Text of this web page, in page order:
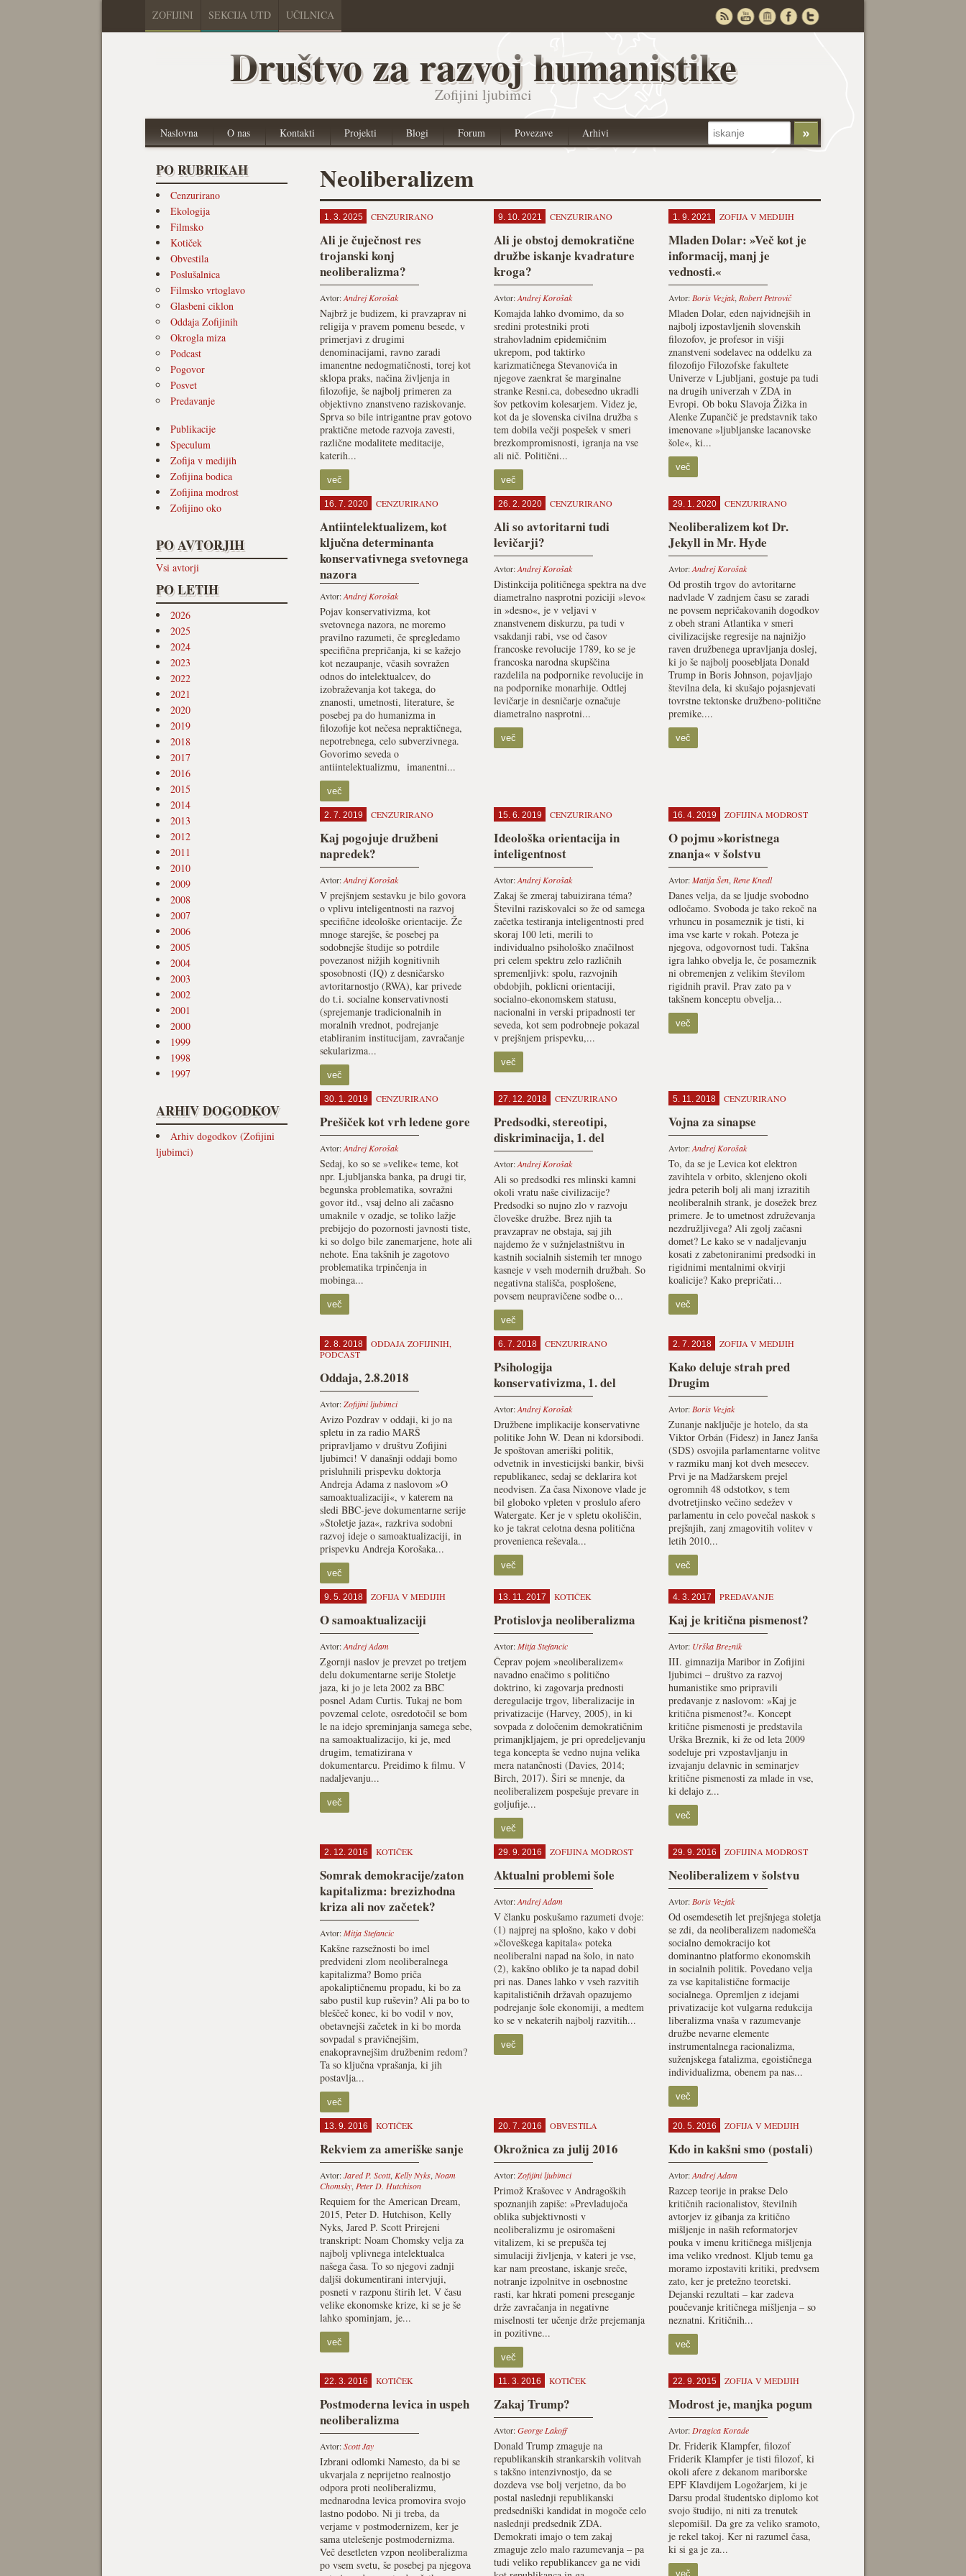
ZOFIJINI SEKCIJA UTD UČILNICA
Društvo za razvoj humanistike
Zofijini ljubimci
Naslovna O nas Kontakti Projekti Blogi Forum Povezave Arhivi
PO RUBRIKAH
Cenzurirano
Ekologija
Filmsko
Kotiček
Obvestila
Poslušalnica
Filmsko vrtoglavo
Glasbeni ciklon
Oddaja Zofijinih
Okrogla miza
Podcast
Pogovor
Posvet
Predavanje
Publikacije
Speculum
Zofija v medijih
Zofijina bodica
Zofijina modrost
Zofijino oko
PO AVTORJIH
Vsi avtorji
PO LETIH
2026
2025
2024
2023
2022
2021
2020
2019
2018
2017
2016
2015
2014
2013
2012
2011
2010
2009
2008
2007
2006
2005
2004
2003
2002
2001
2000
1999
1998
1997
ARHIV DOGODKOV
Arhiv dogodkov (Zofijini
ljubimci)
Neoliberalizem
1. 3. 2025 CENZURIRANO
Ali je čuječnost res
trojanski konj
neoliberalizma?
Avtor:Andrej Korošak
Najbrž je budizem, ki pravzaprav ni
religija v pravem pomenu besede, v
primerjavi z drugimi
denominacijami, ravno zaradi
imanentne nedogmatičnosti, torej kot
sklopa praks, načina življenja in
filozofije, še najbolj primeren za
objektivno znanstveno raziskovanje.
Sprva so bile intrigantne prav gotovo
praktične metode razvoja zavesti,
različne modalitete meditacije,
katerih...
več
9. 10. 2021 CENZURIRANO
Ali je obstoj demokratične
družbe iskanje kvadrature
kroga?
Avtor:Andrej Korošak
Komajda lahko dvomimo, da so
sredini protestniki proti
strahovladnim epidemičnim
ukrepom, pod taktirko
karizmatičnega Stevanovića in
njegove zaenkrat še marginalne
stranke Resni.ca, dobesedno ukradli
šov petkovim kolesarjem. Videz je,
kot da je slovenska civilna družba s
tem dobila večji pospešek v smeri
brezkompromisnosti, igranja na vse
ali nič. Politični...
več
1. 9. 2021 ZOFIJA V MEDIJIH
Mladen Dolar: »Več kot je
informacij, manj je
vednosti.«
Avtor: Boris Vezjak, Robert Petrovič
Mladen Dolar, eden najvidnejših in
najbolj izpostavljenih slovenskih
filozofov, je profesor in višji
znanstveni sodelavec na oddelku za
filozofijo Filozofske fakultete
Univerze v Ljubljani, gostuje pa tudi
na drugih univerzah v ZDA in
Evropi. Ob boku Slavoja Žižka in
Alenke Zupančič je predstavnik tako
imenovane »ljubljanske lacanovske
šole«, ki...
več
16. 7. 2020 CENZURIRANO
Antiintelektualizem, kot
ključna determinanta
konservativnega svetovnega
nazora
Avtor:Andrej Korošak
Pojav konservativizma, kot
svetovnega nazora, ne moremo
pravilno razumeti, če spregledamo
specifična prepričanja, ki se kažejo
kot nezaupanje, včasih sovražen
odnos do intelektualcev, do
izobraževanja kot takega, do
znanosti, umetnosti, literature, še
posebej pa do humanizma in
filozofije kot nečesa nepraktičnega,
nepotrebnega, celo subverzivnega.
Govorimo seveda o
antiintelektualizmu, imanentni...
več
26. 2. 2020 CENZURIRANO
Ali so avtoritarni tudi
levičarji?
Avtor:Andrej Korošak
Distinkcija političnega spektra na dve
diametralno nasprotni poziciji »levo«
in »desno«, je v veljavi v
znanstvenem diskurzu, pa tudi v
vsakdanji rabi, vse od časov
francoske revolucije 1789, ko se je
francoska narodna skupščina
razdelila na podpornike revolucije in
na podpornike monarhije. Odtlej
levičarje in desničarje označuje
diametralno nasprotni...
več
29. 1. 2020 CENZURIRANO
Neoliberalizem kot Dr.
Jekyll in Mr. Hyde
Avtor:Andrej Korošak
Od prostih trgov do avtoritarne
nadvlade V zadnjem času se zaradi
ne povsem nepričakovanih dogodkov
z obeh strani Atlantika v smeri
civilizacijske regresije na najnižjo
raven družbenega upravljanja doslej,
ki jo še najbolj poosebljata Donald
Trump in Boris Johnson, pojavljajo
številna dela, ki skušajo pojasnjevati
tovrstne tektonske družbeno-politične
premike....
več
2. 7. 2019 CENZURIRANO
Kaj pogojuje družbeni
napredek?
Avtor:Andrej Korošak
V prejšnjem sestavku je bilo govora
o vplivu inteligentnosti na razvoj
specifične ideološke orientacije. Že
mnoge starejše, še posebej pa
sodobnejše študije so potrdile
povezanost nižjih kognitivnih
sposobnosti (IQ) z desničarsko
avtoritarnostjo (RWA), kar privede
do t.i. socialne konservativnosti
(sprejemanje tradicionalnih in
moralnih vrednot, podrejanje
etabliranim institucijam, zavračanje
sekularizma...
več
15. 6. 2019 CENZURIRANO
Ideološka orientacija in
inteligentnost
Avtor:Andrej Korošak
Zakaj še zmeraj tabuizirana téma?
Številni raziskovalci so že od samega
začetka testiranja inteligentnosti pred
skoraj 100 leti, merili to
individualno psihološko značilnost
pri celem spektru zelo različnih
spremenljivk: spolu, razvojnih
obdobjih, poklicni orientaciji,
socialno-ekonomskem statusu,
nacionalni in verski pripadnosti ter
seveda, kot sem podrobneje pokazal
v prejšnjem prispevku,...
več
16. 4. 2019 ZOFIJINA MODROST
O pojmu »koristnega
znanja« v šolstvu
Avtor:Matija Šen, Rene Knedl
Danes velja, da se ljudje svobodno
odločamo. Svoboda je tako rekoč na
vrhuncu in posameznik je tisti, ki
ima vse karte v rokah. Poteza je
njegova, odgovornost tudi. Takšna
igra lahko obvelja le, če posameznik
ni obremenjen z velikim številom
rigidnih pravil. Prav zato pa v
takšnem konceptu obvelja...
več
30. 1. 2019 CENZURIRANO
Prešiček kot vrh ledene gore
Avtor:Andrej Korošak
Sedaj, ko so se »velike« teme, kot
npr. Ljubljanska banka, pa drugi tir,
begunska problematika, sovražni
govor itd., vsaj delno ali začasno
umaknile v ozadje, se toliko lažje
prebijejo do pozornosti javnosti tiste,
ki so dolgo bile zanemarjene, hote ali
nehote. Ena takšnih je zagotovo
problematika trpinčenja in
mobinga...
več
27. 12. 2018 CENZURIRANO
Predsodki, stereotipi,
diskriminacija, 1. del
Avtor:Andrej Korošak
Ali so predsodki res mlinski kamni
okoli vratu naše civilizacije?
Predsodki so nujno zlo v razvoju
človeške družbe. Brez njih ta
pravzaprav ne obstaja, saj jih
najdemo že v sužnjelastništvu in
kastnih socialnih sistemih ter mnogo
kasneje v vseh modernih družbah. So
negativna stališča, posplošene,
povsem neupravičene sodbe o...
več
5. 11. 2018 CENZURIRANO
Vojna za sinapse
Avtor:Andrej Korošak
To, da se je Levica kot elektron
zavihtela v orbito, sklenjeno okoli
jedra peterih bolj ali manj izrazitih
neoliberalnih strank, je dosežek brez
primere. Je to umetnost združevanja
nezdružljivega? Ali zgolj začasni
domet? Le kako se v nadaljevanju
kosati z zabetoniranimi predsodki in
rigidnimi mentalnimi okvirji
koalicije? Kako prepričati...
več
2. 8. 2018 ODDAJA ZOFIJINIH,
PODCAST
Oddaja, 2.8.2018
Avtor:Zofijini ljubimci
Avizo Pozdrav v oddaji, ki jo na
spletu in za radio MARŠ
pripravljamo v društvu Zofijini
ljubimci! V današnji oddaji bomo
prisluhnili prispevku doktorja
Andreja Adama z naslovom »O
samoaktualizaciji«, v katerem na
sledi BBC-jeve dokumentarne serije
»Stoletje jaza«, razkriva sodobni
razvoj ideje o samoaktualizaciji, in
prispevku Andreja Korošaka...
več
6. 7. 2018 CENZURIRANO
Psihologija
konservativizma, 1. del
Avtor:Andrej Korošak
Družbene implikacije konservativne
politike John W. Dean ni kdorsibodi.
Je spoštovan ameriški politik,
odvetnik in investicijski bankir, bivši
republikanec, sedaj se deklarira kot
neodvisen. Za časa Nixonove vlade je
bil globoko vpleten v proslulo afero
Watergate. Ker je v spletu okoliščin,
ko je takrat celotna desna politična
provenienca reševala...
več
2. 7. 2018 ZOFIJA V MEDIJIH
Kako deluje strah pred
Drugim
Avtor: Boris Vezjak
Zunanje naključje je hotelo, da sta
Viktor Orbán (Fidesz) in Janez Janša
(SDS) osvojila parlamentarne volitve
v razmiku manj kot dveh mesecev.
Prvi je na Madžarskem prejel
ogromnih 48 odstotkov, s tem
dvotretjinsko večino sedežev v
parlamentu in celo povečal naskok s
prejšnjih, zanj zmagovitih volitev v
letih 2010...
več
9. 5. 2018 ZOFIJA V MEDIJIH
O samoaktualizaciji
Avtor:Andrej Adam
Zgornji naslov je prevzet po tretjem
delu dokumentarne serije Stoletje
jaza, ki jo je leta 2002 za BBC
posnel Adam Curtis. Tukaj ne bom
povzemal celote, osredotočil se bom
le na idejo spreminjanja samega sebe,
na samoaktualizacijo, ki je, med
drugim, tematizirana v
dokumentarcu. Preidimo k filmu. V
nadaljevanju...
več
13. 11. 2017 KOTIČEK
Protislovja neoliberalizma
Avtor:Mitja Stefancic
Čeprav pojem »neoliberalizem«
navadno enačimo s politično
doktrino, ki zagovarja prednosti
deregulacije trgov, liberalizacije in
privatizacije (Harvey, 2005), in ki
sovpada z določenim demokratičnim
primanjkljajem, je pri opredeljevanju
tega koncepta še vedno nujna velika
mera natančnosti (Davies, 2014;
Birch, 2017). Širi se mnenje, da
neoliberalizem pospešuje prevare in
goljufije...
več
4. 3. 2017 PREDAVANJE
Kaj je kritična pismenost?
Avtor: Urška Breznik
III. gimnazija Maribor in Zofijini
ljubimci – društvo za razvoj
humanistike smo pripravili
predavanje z naslovom: »Kaj je
kritična pismenost?«. Koncept
kritične pismenosti je predstavila
Urška Breznik, ki že od leta 2009
sodeluje pri vzpostavljanju in
izvajanju delavnic in seminarjev
kritične pismenosti za mlade in vse,
ki delajo z...
več
2. 12. 2016 KOTIČEK
Somrak demokracije/zaton
kapitalizma: brezizhodna
kriza ali nov začetek?
Avtor:Mitja Stefancic
Kakšne razsežnosti bo imel
predvideni zlom neoliberalnega
kapitalizma? Bomo priča
apokaliptičnemu propadu, ki bo za
sabo pustil kup ruševin? Ali pa bo to
bleščeč konec, ki bo vodil v nov,
obetavnejši začetek in ki bo morda
sovpadal s pravičnejšim,
enakopravnejšim družbenim redom?
Ta so ključna vprašanja, ki jih
postavlja...
več
29. 9. 2016 ZOFIJINA MODROST
Aktualni problemi šole
Avtor:Andrej Adam
V članku poskušamo razumeti dvoje:
(1) najprej na splošno, kako v dobi
»človeškega kapitala« poteka
neoliberalni napad na šolo, in nato
(2), kakšno obliko je ta napad dobil
pri nas. Danes lahko v vseh razvitih
kapitalističnih državah opazujemo
podrejanje šole ekonomiji, a medtem
ko se v nekaterih najbolj razvitih...
več
29. 9. 2016 ZOFIJINA MODROST
Neoliberalizem v šolstvu
Avtor: Boris Vezjak
Od osemdesetih let prejšnjega stoletja
se zdi, da neoliberalizem nadomešča
socialno demokracijo kot
dominantno platformo ekonomskih
in socialnih politik. Povedano velja
za vse kapitalistične formacije
socialnega. Opremljen z idejami
privatizacije kot vulgarna redukcija
liberalizma vnaša v razumevanje
družbe nevarne elemente
instrumentalnega racionalizma,
suženjskega fatalizma, egoističnega
individualizma, obenem pa nas...
več
13. 9. 2016 KOTIČEK
Rekviem za ameriške sanje
Avtor:Jared P. Scott, Kelly Nyks, Noam
Chomsky, Peter D. Hutchison
Requiem for the American Dream,
2015, Peter D. Hutchison, Kelly
Nyks, Jared P. Scott Prirejeni
transkript: Noam Chomsky velja za
najbolj vplivnega intelektualca
našega časa. To so njegovi zadnji
daljši dokumentirani intervjuji,
posneti v razponu štirih let. V času
velike ekonomske krize, ki se je še
lahko spominjam, je...
več
20. 7. 2016 OBVESTILA
Okrožnica za julij 2016
Avtor:Zofijini ljubimci
Primož Krašovec v Andragoških
spoznanjih zapiše: »Prevladujoča
oblika subjektivnosti v
neoliberalizmu je osiromašeni
vitalizem, ki se prepušča tej
simulaciji življenja, v kateri je vse,
kar nam preostane, iskanje sreče,
notranje izpolnitve in osebnostne
rasti, kar hkrati pomeni preseganje
drže zavračanja in negativne
miselnosti ter učenje drže prejemanja
in pozitivne...
več
20. 5. 2016 ZOFIJA V MEDIJIH
Kdo in kakšni smo (postali)
Avtor:Andrej Adam
Razcep teorije in prakse Delo
kritičnih racionalistov, številnih
avtorjev iz gibanja za kritično
mišljenje in naših reformatorjev
pouka v imenu kritičnega mišljenja
ima veliko vrednost. Kljub temu ga
moramo izpostaviti kritiki, predvsem
zato, ker je pretežno teoretski.
Dejanski rezultati – kar zadeva
poučevanje kritičnega mišljenja – so
neznatni. Kritičnih...
več
22. 3. 2016 KOTIČEK
Postmoderna levica in uspeh
neoliberalizma
Avtor:Scott Jay
Izbrani odlomki Namesto, da bi se
ukvarjala z neprijetno realnostjo
odpora proti neoliberalizmu,
mednarodna levica promovira svojo
lastno podobo. Ni ji treba, da
verjame v postmodernizem, ker je
sama utelešenje postmodernizma.
Več desetleten vzpon neoliberalizma
po vsem svetu, še posebej pa njegova
11. 3. 2016 KOTIČEK
Zakaj Trump?
Avtor:George Lakoff
Donald Trump zmaguje na
republikanskih strankarskih volitvah
s takšno intenzivnostjo, da se
dozdeva vse bolj verjetno, da bo
postal naslednji republikanski
predsedniški kandidat in mogoče celo
naslednji predsednik ZDA.
Demokrati imajo o tem zakaj
zmaguje zelo malo razumevanja – pa
tudi veliko republikancev ga ne vidi
22. 9. 2015 ZOFIJA V MEDIJIH
Modrost je, manjka pogum
Avtor: Dragica Korade
Dr. Friderik Klampfer, filozof
Friderik Klampfer je tisti filozof, ki
okoli afere z dekanom mariborske
EPF Klavdijem Logožarjem, ki je
Darsu prodal študentsko diplomo kot
svojo študijo, ni niti za trenutek
slepomišil. Da gre za veliko sramoto,
je rekel takoj. Ker ni razumel časa,
ki si ga je za...
več